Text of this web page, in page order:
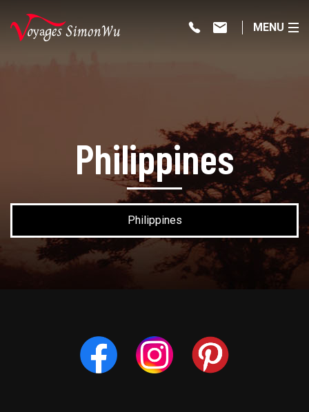
MENU
Philippines